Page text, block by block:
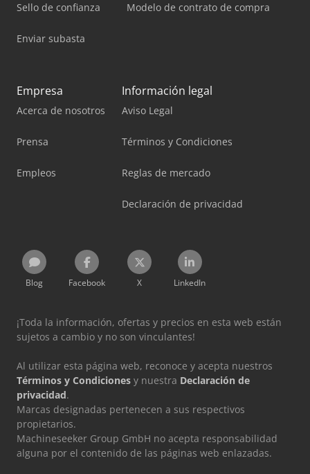
Sello de confianza
Enviar subasta
Modelo de contrato de compra
Empresa
Acerca de nosotros
Prensa
Empleos
Información legal
Aviso Legal
Términos y Condiciones
Reglas de mercado
Declaración de privacidad
Blog Facebook X LinkedIn
¡Toda la información, ofertas y precios en esta web están
sujetos a cambio y no son vinculantes!
Al utilizar esta página web, reconoce y acepta nuestros
Términos y Condiciones y nuestra Declaración de
privacidad.
Marcas designadas pertenecen a sus respectivos
propietarios.
Machineseeker Group GmbH no acepta responsabilidad
alguna por el contenido de las páginas web enlazadas.